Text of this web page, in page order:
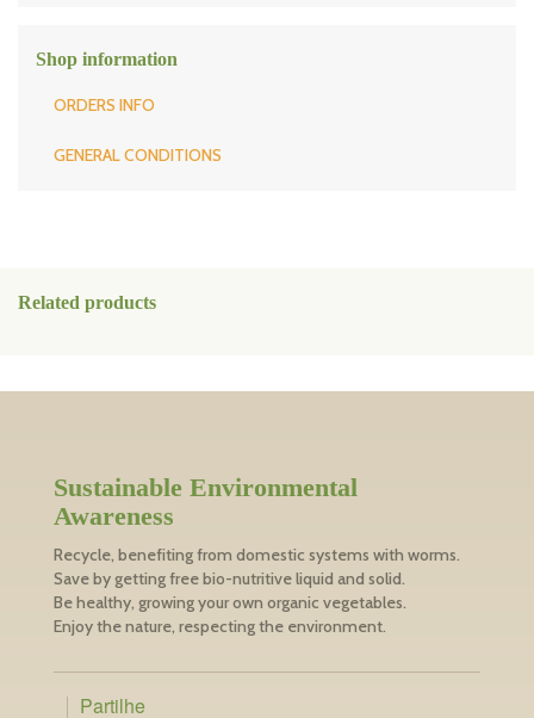
Shop information
ORDERS INFO
GENERAL CONDITIONS
Related products
Sustainable Environmental
Awareness
Recycle, benefiting from domestic systems with worms.
Save by getting free bio-nutritive liquid and solid.
Be healthy, growing your own organic vegetables.
Enjoy the nature, respecting the environment.
Partilhe